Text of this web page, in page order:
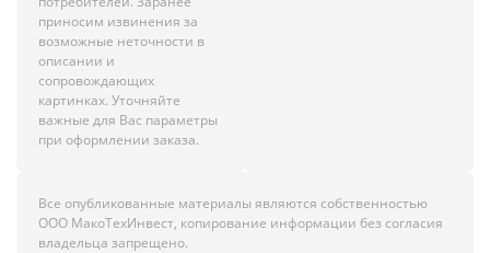
приносим извинения за
возможные неточности в
описании и
сопровождающих
картинках. Уточняйте
важные для Вас параметры
при оформлении заказа.
Все опубликованные материалы являются собственностью
ООО МакоТехИнвест, копирование информации без согласия
владельца запрещено.